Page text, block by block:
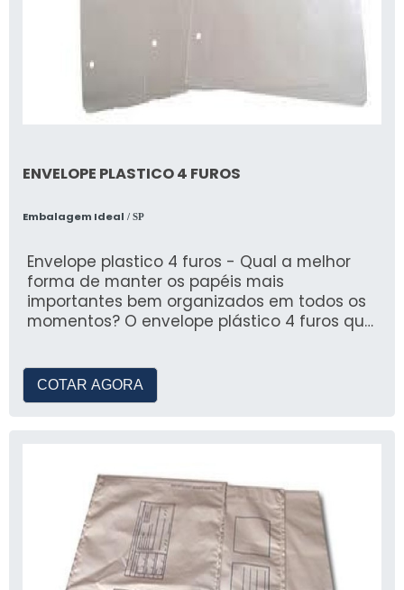
ENVELOPE PLASTICO 4 FUROS
Embalagem Ideal / SP
Envelope plastico 4 furos - Qual a melhor
forma de manter os papéis mais
importantes bem organizados em todos os
momentos? O envelope plástico 4 furos que
COTAR AGORA